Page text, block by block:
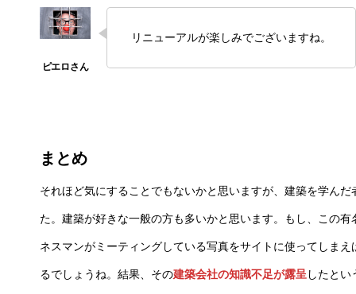
リニューアルが楽しみでございますね。
まとめ
それほど気にすることでもないかと思いますが、建築を学ん
た。建築が好きな一般の方も多いかと思います。もし、この
ネスマンがミーティングしている写真をサイトに使ってしま
るでしょうね。結果、その建築会社の知識不足が露呈 したと